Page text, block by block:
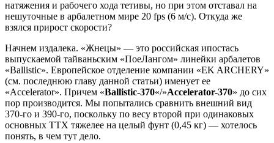
натяжения и рабочего хода тетивы, но при этом отставал на
нешуточные в арбалетном мире 20 fps (6 м/с). Откуда же
взялся прирост скорости?
Начнем издалека. «Жнецы» — это российская ипостась
выпускаемой тайваньским «ПоеЛангом» линейки арбалетов
«Ballistic». Европейское отделение компании «EK ARCHERY»
(см. последнюю главу данной статьи) именует ее
«Accelerator». Причем «Ballistic-370«/»Accelerator-370» до сих
пор производится. Мы попытались сравнить внешний вид
370-го и 390-го, поскольку по весу второй при одинаковых
основных ТТХ тяжелее на целый фунт (0,45 кг) — хотелось
понять, в чем тут дело.